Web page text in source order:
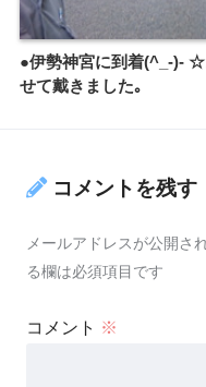
●伊勢神宮に到着(^_-)- ☆
せて戴きました｡
コメントを残す
メールアドレスが公開さ
る欄は必須項目です
コメント ※